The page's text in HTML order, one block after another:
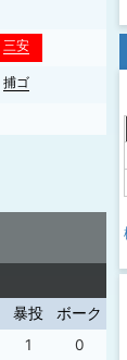
三安
捕ゴ
暴投
ボーク
1 0